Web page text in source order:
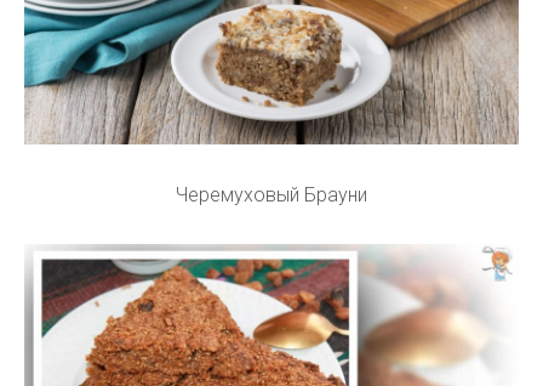
Черемуховый Брауни